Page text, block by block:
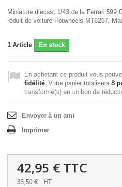
Miniature diecast 1/43 de la Ferrari 599
réduit de voiture Hotwheels MT6267.
1 Article En stock
En achetant ce produit vous
fidélité. Votre panier totalisera 8
transformé(s) en un bon de
Envoyer à un ami
Imprimer
42,95 € TTC
35,50 € HT